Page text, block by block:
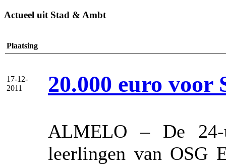
Actueel uit Stad & Ambt
Plaatsing
17-12-
2011
20.000 euro voor
ALMELO – De 24-
leerlingen van OSG